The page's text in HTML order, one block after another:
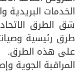
الخدمات البريدية
شق الطرق
طرق رئيسية
على هذه الطرق.
المراقبة الجوية